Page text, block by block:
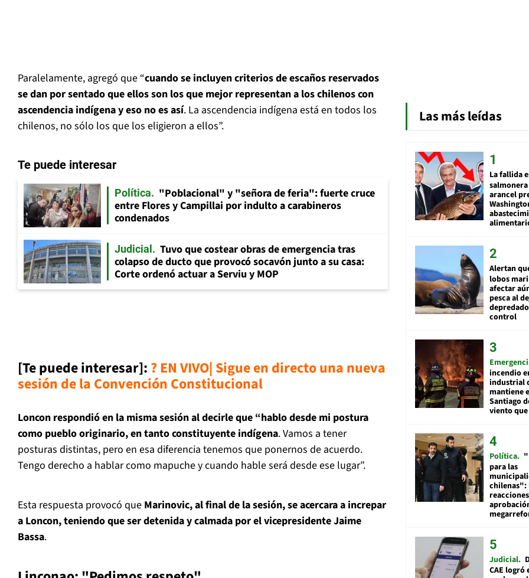
Paralelamente, agregó que “cuando se incluyen criterios de escaños reservados
se dan por sentado que ellos son los que mejor representan a los chilenos con
ascendencia indígena y eso no es así. La ascendencia indígena está en todos los
chilenos, no sólo los que los eligieron a ellos”.
Te puede interesar
Política
"Poblacional" y "señora de feria": fuerte cruce
entre Flores y Campillai por indulto a carabineros
condenados
Judicial
Tuvo que costear obras de emergencia tras
colapso de ducto que provocó socavón junto a su casa:
Corte ordenó actuar a Serviu y MOP
[Te puede interesar]: ? EN VIVO| Sigue en directo una nueva
sesión de la Convención Constitucional
Loncon respondió en la misma sesión al decirle que “hablo desde mi postura
como pueblo originario, en tanto constituyente indígena. Vamos a tener
posturas distintas, pero en esa diferencia tenemos que ponernos de acuerdo.
Tengo derecho a hablar como mapuche y cuando hable será desde ese lugar”.
Esta respuesta provocó que Marinovic, al final de la sesión, se acercara a increpar
a Loncon, teniendo que ser detenida y calmada por el vicepresidente Jaime
Bassa.
Las más leídas
La fallida
arancel
Alertan
lobos
afectar
pesca al
control
incendio
industrial
mantiene
Santiago
viento que
Política
para las
chilenas":
Judicial
CAE logró